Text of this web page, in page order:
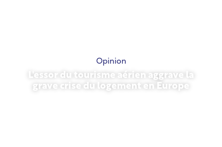
Opinion
L'essor du tourisme aérien aggrave la
grave crise du logement en Europe